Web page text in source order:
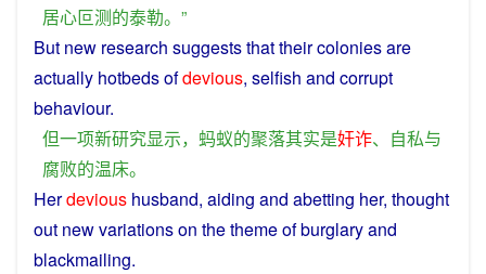
居心叵测的泰勒。”
But new research suggeststhat their coloniesare
actually hotbedsofdevious, selfish and corrupt
behaviour.
但一项新研究显示， 蚂蚁的聚落其实是奸诈、 自私与
腐败的温床。
Herdevious husband, aiding and abetting her, thought
out new variations on thethemeofburglaryand
blackmailing.